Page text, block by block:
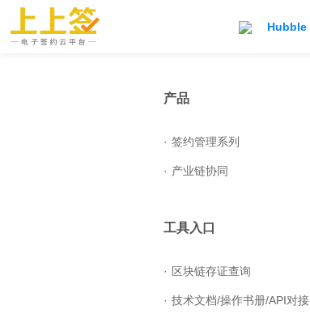
Hubble
产品
· 签约管理系列
· 产业链协同
工具入口
· 区块链存证查询
· 技术文档/操作书册/API对接